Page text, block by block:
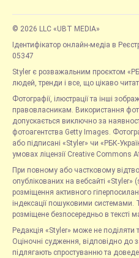
© 2026 LLC «UBT MEDIA»
Ідентифікатор онлайн-медіа в
05347
Styler є розважальним проєктом
людей, тренди і все, що цікаво
Фотографії, ілюстрації та інші
правовласникам. Використання
допускається виключно за
фотоагентства Getty Images.
або підписані «Styler» чи «РБК-
умовах ліцензії Creative Commons
При повному або частковому
опублікованих на вебсайті
розміщення активного
індексації пошуковими системами.
розміщене безпосередньо в тексті
Редакція «Styler» може не поділяти
Оціночні судження, відповідно до
підлягають спростуванню та